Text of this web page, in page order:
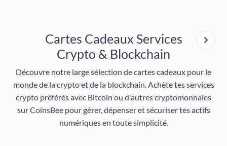
Cartes Cadeaux Services
Crypto & Blockchain
Découvre notre large sélection de cartes cadeaux pour le
monde de la crypto et de la blockchain. Achète tes services
crypto préférés avec Bitcoin ou d'autres cryptomonnaies
sur CoinsBee pour gérer, dépenser et sécuriser tes actifs
numériques en toute simplicité.